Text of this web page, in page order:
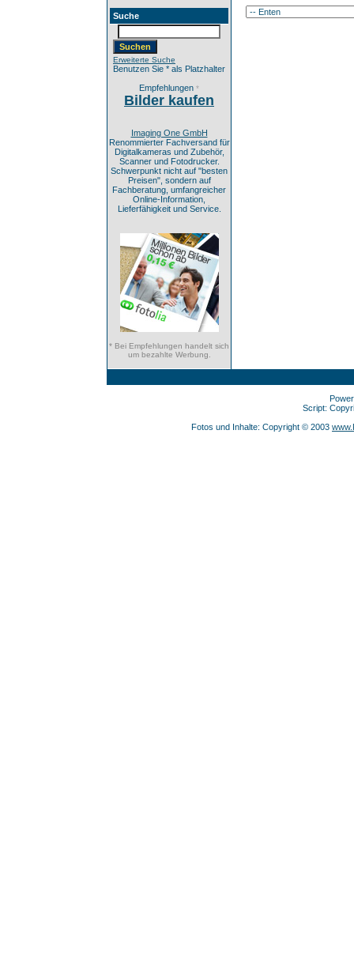
Suche
Erweiterte Suche
Benutzen Sie * als Platzhalter
Empfehlungen *
Bilder kaufen
Imaging One GmbH
Renommierter Fachversand für
Digitalkameras und Zubehör,
Scanner und Fotodrucker.
Schwerpunkt nicht auf "besten
Preisen", sondern auf
Fachberatung, umfangreicher
Online-Information,
Lieferfähigkeit und Service.
* Bei Empfehlungen handelt sich
um bezahlte Werbung.
Script:
Fotos und Inhalte: Copyright © 2003